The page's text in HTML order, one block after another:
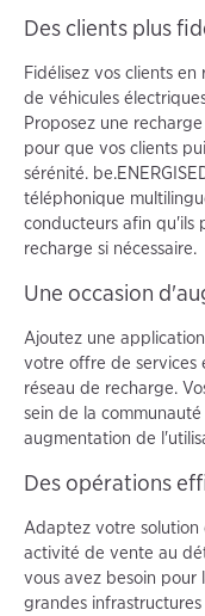
Des clients plus
Fidélisez vos clients
de véhicules
Proposez une
pour que vos clients
sérénité.
téléphonique
conducteurs afin qu'ils
recharge si nécessaire.
Une occasion
Ajoutez une
votre offre de services
réseau de recharge.
sein de la
augmentation de
Des opérations
Adaptez votre
activité de vente au
vous avez besoin pour
grandes